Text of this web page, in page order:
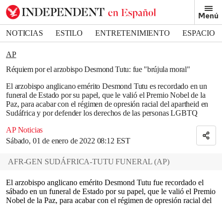
Menú
NOTICIAS ESTILO ENTRETENIMIENTO
ESPACIO
DEPORTES
AP
Réquiem por el arzobispo Desmond Tutu: fue "brújula moral"
El arzobispo anglicano emérito Desmond Tutu es recordado en un
funeral de Estado por su papel, que le valió el Premio Nobel de la
Paz, para acabar con el régimen de opresión racial del apartheid en
Sudáfrica y por defender los derechos de las personas LGBTQ
AP Noticias
Sábado, 01 de enero de 2022 08:12 EST
Bookmark popover
Removed from bookmarks
Close popover
AFR-GEN SUDÁFRICA-TUTU FUNERAL (AP)
El arzobispo anglicano emérito Desmond Tutu fue recordado el
sábado en un funeral de Estado por su papel, que le valió el Premio
Nobel de la Paz, para acabar con el régimen de opresión racial del